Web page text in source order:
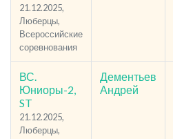
21.12.2025,
Люберцы,
Всероссийские
соревнования
ВС.
Юниоры-2,
ST
21.12.2025,
Люберцы,
Дементьев
Андрей